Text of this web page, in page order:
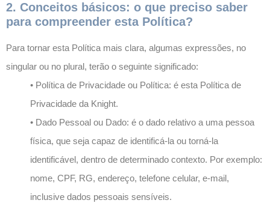
2. Conceitos básicos: o que preciso saber
para compreender esta Política?
Para tornar esta Política mais clara, algumas expressões, no
singular ou no plural, terão o seguinte significado:
• Política de Privacidade ou Política: é esta Política de
Privacidade da Knight.
• Dado Pessoal ou Dado: é o dado relativo a uma pessoa
física, que seja capaz de identificá-la ou torná-la
identificável, dentro de determinado contexto. Por exemplo:
nome, CPF, RG, endereço, telefone celular, e-mail,
inclusive dados pessoais sensíveis.